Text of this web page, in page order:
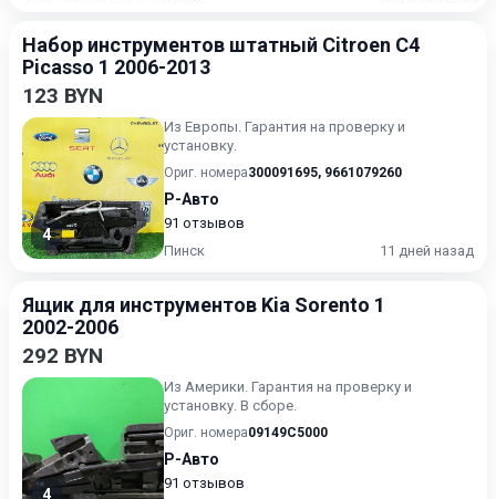
Набор инструментов штатный Citroen C4
Picasso 1 2006-2013
123 BYN
4
Из Европы. Гарантия на проверку и
установку.
Ориг. номера300091695, 9661079260
Р-Авто
91 отзывов
Пинск
11 дней назад
Ящик для инструментов Kia Sorento 1
2002-2006
292 BYN
4
Из Америки. Гарантия на проверку и
установку. В сборе.
Ориг. номера09149C5000
Р-Авто
91 отзывов